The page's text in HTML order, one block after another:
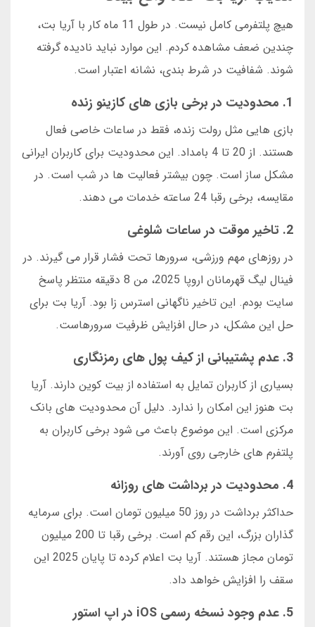
هیچ پلتفرمی کامل نیست. در طول 11 ماه کار با آریا بت،
چندین ضعف مشاهده کردم. این موارد نباید نادیده گرفته
شوند. شفافیت در شرط بندی، نشانه اعتبار است.
1. محدودیت در برخی بازی های کازینو زنده
بازی هایی مثل رولت زنده، فقط در ساعات خاصی فعال
هستند. از 20 تا 4 بامداد. این محدودیت برای کاربران ایرانی
مشکل ساز است. چون بیشتر فعالیت ها در شب است. در
مقایسه، برخی رقبا 24 ساعته خدمات می دهند.
2. تاخیر موقت در ساعات شلوغی
در روزهای مهم ورزشی، سرورها تحت فشار قرار می گیرند. در
فینال لیگ قهرمانان اروپا 2025، من 8 دقیقه منتظر پاسخ
سایت بودم. این تاخیر ناگهانی استرس زا بود. آریا بت برای
حل این مشکل، در حال افزایش ظرفیت سرورهاست.
3. عدم پشتیبانی از کیف پول های رمزنگاری
بسیاری از کاربران تمایل به استفاده از بیت کوین دارند. آریا
بت هنوز این امکان را ندارد. دلیل آن محدودیت های بانک
مرکزی است. این موضوع باعث می شود برخی کاربران به
پلتفرم های خارجی روی آورند.
4. محدودیت در برداشت های روزانه
حداکثر برداشت در روز 50 میلیون تومان است. برای سرمایه
گذاران بزرگ، این رقم کم است. برخی رقبا تا 200 میلیون
تومان مجاز هستند. آریا بت اعلام کرده تا پایان 2025 این
سقف را افزایش خواهد داد.
5. عدم وجود نسخه رسمی iOS در اپ استور